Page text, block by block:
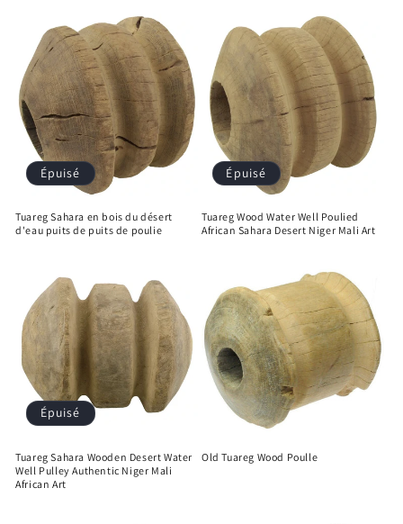
Épuisé
Tuareg Sahara en bois du désert
d'eau puits de puits de poulie
Épuisé
Tuareg Wood Water Well Poulied
African Sahara Desert Niger Mali Art
Épuisé
Tuareg Sahara Wooden Desert Water
Well Pulley Authentic Niger Mali
African Art
Old Tuareg Wood Poulle